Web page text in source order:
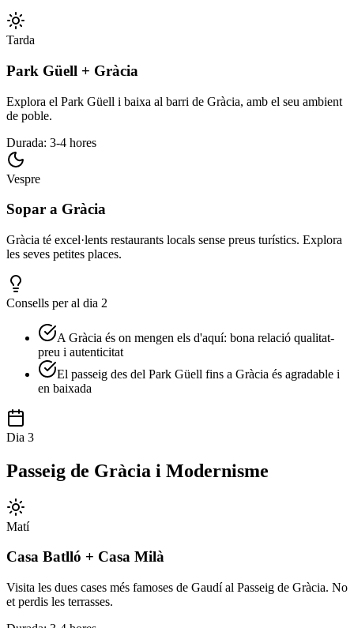
Tarda
Park Güell + Gràcia
Explora el Park Güell i baixa al barri de Gràcia, amb el seu ambient
de poble.
Durada: 3-4 hores
Vespre
Sopar a Gràcia
Gràcia té excel·lents restaurants locals sense preus turístics. Explora
les seves petites places.
Consells per al dia 2
A Gràcia és on mengen els d'aquí: bona relació qualitat-
preu i autenticitat
El passeig des del Park Güell fins a Gràcia és agradable i
en baixada
Dia 3
Passeig de Gràcia i Modernisme
Matí
Casa Batlló + Casa Milà
Visita les dues cases més famoses de Gaudí al Passeig de Gràcia. No
et perdis les terrasses.